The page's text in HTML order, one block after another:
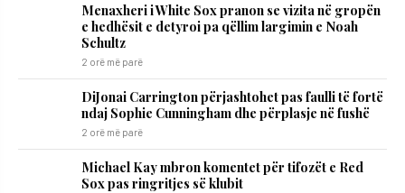
Menaxheri i White Sox pranon se vizita në gropën
e hedhësit e detyroi pa qëllim largimin e Noah
Schultz
2 orë më parë
DiJonai Carrington përjashtohet pas faulli të fortë
ndaj Sophie Cunningham dhe përplasje në fushë
2 orë më parë
Michael Kay mbron komentet për tifozët e Red
Sox pas ringritjes së klubit